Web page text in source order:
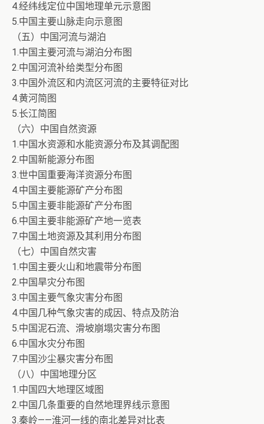
4.经纬线定位中国地理单元示意图
5.中国主要山脉走向示意图
（五）中国河流与湖泊
1.中国主要河流与湖泊分布图
2.中国河流补给类型分布图
3.中国外流区和内流区河流的主要特征对比
4.黄河简图
5.长江简图
（六）中国自然资源
1.中国水资源和水能资源分布及其调配图
2.中国新能源分布图
3.世中国重要海洋资源分布图
4.中国主要能源矿产分布图
5.中国主要非能源矿产分布图
6.中国主要非能源矿产地一览表
7.中国土地资源及其利用分布图
（七）中国自然灾害
1.中国主要火山和地震带分布图
2.中国旱灾分布图
3.中国主要气象灾害分布图
4.中国几种气象灾害的成因、特点及防治
5.中国泥石流、滑坡崩塌灾害分布图
6.中国水灾分布图
7.中国沙尘暴灾害分布图
（八）中国地理分区
1.中国四大地理区域图
2.中国几条重要的自然地理界线示意图
3.秦岭——淮河一线的南北差异对比表